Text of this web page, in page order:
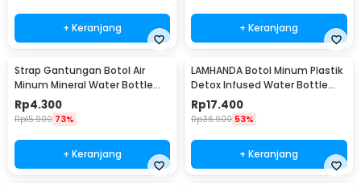
+ Keranjang + Keranjang
Strap Gantungan Botol Air
Minum Mineral Water Bottle
Belt Hanger - 3330
Rp4.300
Rp15.900 73%
+ Keranjang
LAMHANDA Botol Minum Plastik
Detox Infused Water Bottle
BPA Free 1L - QWF236
Rp17.400
Rp36.900 53%
+ Keranjang